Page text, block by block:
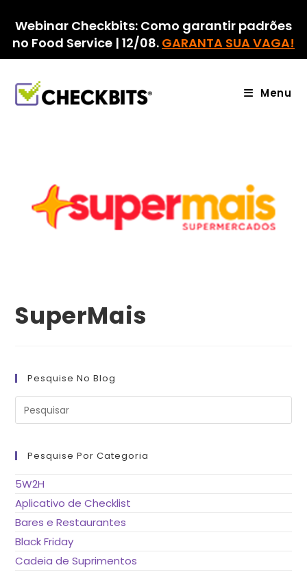
para
conteúdo
Webinar Checkbits: Como garantir padrões
no Food Service | 12/08. GARANTA SUA VAGA!
Menu
SuperMais
Pesquise No Blog
Pesquise Por Categoria
5W2H
Aplicativo de Checklist
Bares e Restaurantes
Black Friday
Cadeia de Suprimentos